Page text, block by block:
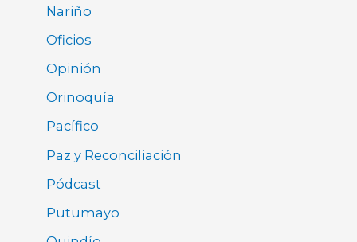
Nariño
Oficios
Opinión
Orinoquía
Pacífico
Paz y Reconciliación
Pódcast
Putumayo